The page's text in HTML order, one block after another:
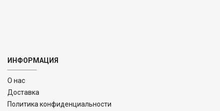
ИНФОРМАЦИЯ
O нас
Доставка
Политика конфиденциальности